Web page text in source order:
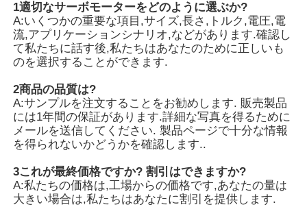
1適切なサーボモーターをどのように選ぶか?
A:いくつかの重要な項目,サイズ,長さ,トルク,電圧,電
流,アプリケーションシナリオ,などがあります.確認し
て私たちに話す後,私たちはあなたのために正しいも
のを選択することができます.
2商品の品質は?
A:サンプルを注文することをお勧めします. 販売製品
には1年間の保証があります.詳細な写真を得るために
メールを送信してください. 製品ページで十分な情報
を得られないかどうかを確認します..
3これが最終価格ですか? 割引はできますか?
A:私たちの価格は,工場からの価格です,あなたの量は
大きい場合は,私たちはあなたに割引を提供します.